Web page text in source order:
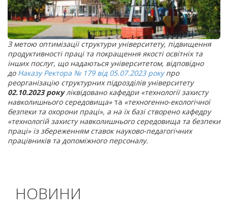
З метою оптимізації структури університету, підвищення
продуктивності праці та покращення якості освітніх та
інших послуг, що надаються університетом, відповідно
до Наказу Ректора № 179 від 05.07.2023 року про
реорганізацію структурних підрозділів університету
02.10.2023 рокуліквідовано кафедри «технології захисту
навколишнього середовища»та «техногенно-екологічної
безпеки та охорони праці», а на їх базі створено кафедру
«технологій захисту навколишнього середовища та безпеки
праці» із збереженням ставок науково-педагогічних
працівників та допоміжного персоналу.
НОВИНИ